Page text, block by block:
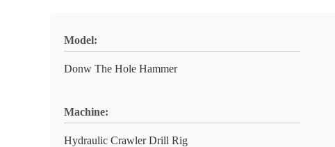
Model:
Donw The Hole Hammer
Machine:
Hydraulic Crawler Drill Rig